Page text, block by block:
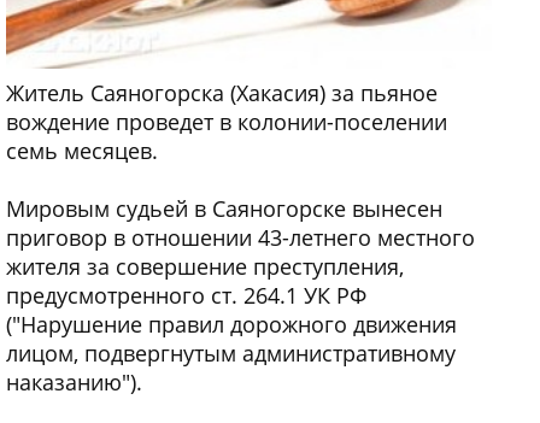
Житель Саяногорска (Хакасия) за пьяное
вождение проведет в колонии-поселении
семь месяцев.
Мировым судьей в Саяногорске вынесен
приговор в отношении 43-летнего местного
жителя за совершение преступления,
предусмотренного ст. 264.1 УК РФ
("Нарушение правил дорожного движения
лицом, подвергнутым административному
наказанию").